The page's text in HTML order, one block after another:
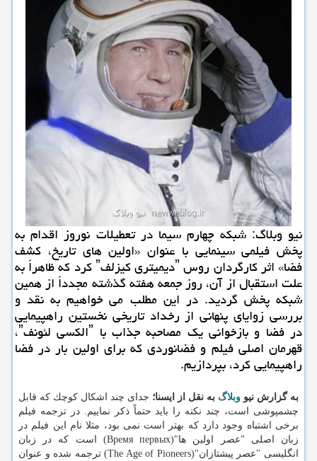
نیو وبلاگ: شبكه چهارم سیما در تعطیلات نوروز اقدام به
پخش فیلمی سینمایی با عنوان «اولین های تاریخ، كشف
فضا» اثر كارگردان روس ˮدیمیتری كیزلفˮ كرد كه ظاهراً به
علت استقبال از آن، روز جمعه هفته گذشته مجدداً از همین
شبكه پخش گردید. در این مطلب می خواهیم به نقد و
بررسی زوایای پنهانی از رخداد تاریخی نخستین راهپیمایی
در فضا و بازخوانی یك مصاحبه جذاب با ˮالكسی لئونفˮ،
قهرمان اصلی فیلم و فضانوردی كه برای اولین بار در فضا
راهپیمایی كرد، بپردازیم.
به گزارش نیو وبلاگ به نقل از ایسنا؛ جدای چند اشكال كوچك كه قابل
چشمپوشی است، چند نكته را باید حتماً ذكر نماییم. در ترجمه فیلم
برخی اشتباه وجود دارد كه بهتر است نمی بود، مثلا نام این فیلم در
زبان اصلی "عصر اولین ها"(Время первых) است كه در زبان
انگلیسی "عصر پیشتازان"(The Age of Pioneers) ترجمه شده و عنوان